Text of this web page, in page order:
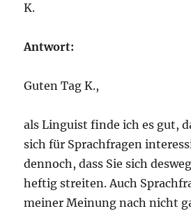
K.
Antwort:
Guten Tag K.,
als Linguist finde ich es gut,
sich für Sprachfragen
dennoch, dass Sie sich
heftig streiten. Auch
meiner Meinung nach nicht